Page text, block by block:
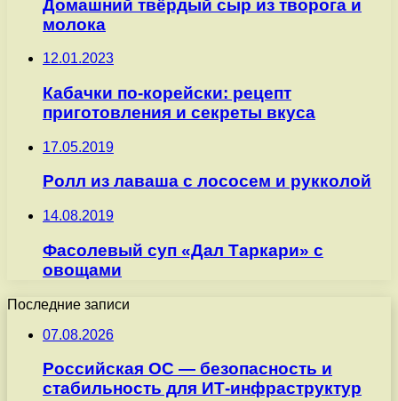
Домашний твёрдый сыр из творога и
молока
12.01.2023
Кабачки по-корейски: рецепт
приготовления и секреты вкуса
17.05.2019
Ролл из лаваша с лососем и рукколой
14.08.2019
Фасолевый суп «Дал Таркари» с
овощами
Последние записи
07.08.2026
Российская ОС — безопасность и
стабильность для ИТ-инфраструктур